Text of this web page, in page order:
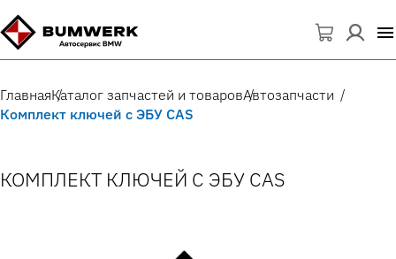
ГлавнаяКаталог запчастей и товаровАвтозапчасти
Комплект ключей с ЭБУ CAS
КОМПЛЕКТ КЛЮЧЕЙ С ЭБУ CAS